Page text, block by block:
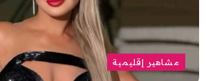
مشاهير إقليمية